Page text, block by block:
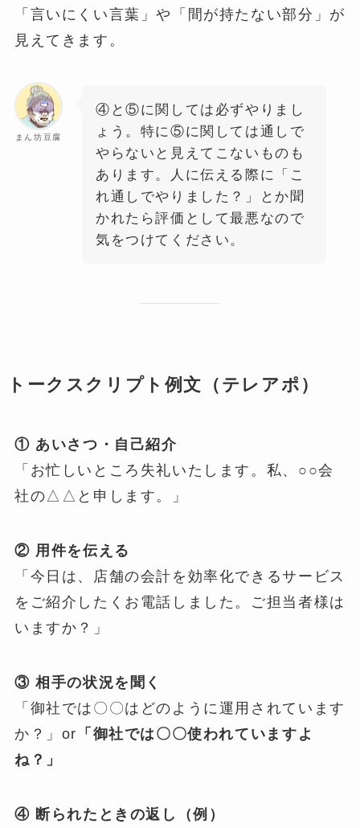
「言いにくい言葉」や「間が持たない部分」が
見えてきます。
まん坊豆腐
④と⑤に関しては必ずやりまし
ょう。特に⑤に関しては通しで
やらないと見えてこないものも
あります。人に伝える際に「こ
れ通しでやりました？」とか聞
かれたら評価として最悪なので
気をつけてください。
トークスクリプト例文（テレアポ）
① あいさつ・自己紹介
「お忙しいところ失礼いたします。私、○○会
社の△△と申します。」
② 用件を伝える
「今日は、店舗の会計を効率化できるサービス
をご紹介したくお電話しました。ご担当者様は
いますか？」
③ 相手の状況を聞く
「御社では〇〇はどのように運用されています
か？」or 「御社では〇〇使われていますよ
ね？」
④ 断られたときの返し（例）